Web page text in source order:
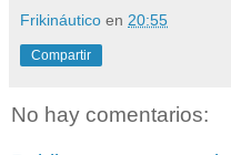
Frikináutico en 20:55
Compartir
No hay comentarios: